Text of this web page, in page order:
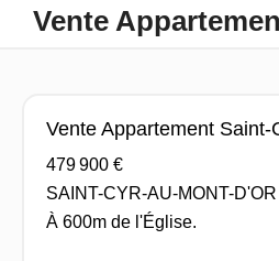
Vente
Vente Appartement Saint-
479 900 €
SAINT-CYR-AU-MONT-D'OR
À 600m de l'Église.